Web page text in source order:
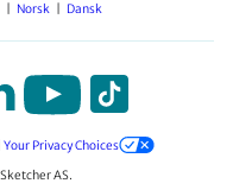
Norsk Dansk
Your Privacy Choices
AS.